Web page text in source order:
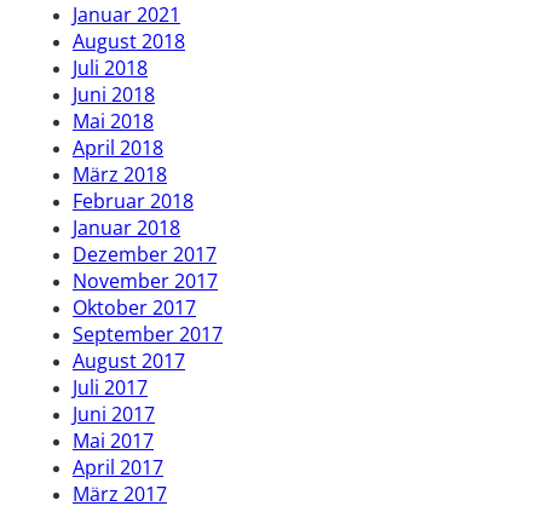
Januar 2021
August 2018
Juli 2018
Juni 2018
Mai 2018
April 2018
März 2018
Februar 2018
Januar 2018
Dezember 2017
November 2017
Oktober 2017
September 2017
August 2017
Juli 2017
Juni 2017
Mai 2017
April 2017
März 2017